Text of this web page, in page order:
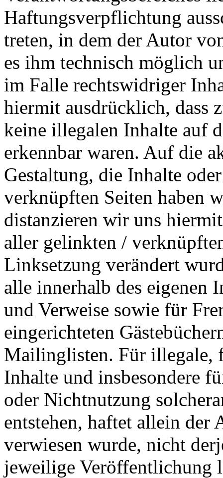
Haftungsverpflichtung
treten, in dem der Autor
es ihm technisch möglich
im Falle rechtswidriger
hiermit ausdrücklich, dass
keine illegalen Inhalte auf
erkennbar waren. Auf die
Gestaltung, die Inhalte
verknüpften Seiten haben
distanzieren wir uns
aller gelinkten /
Linksetzung verändert
alle innerhalb des eigenen
und Verweise sowie für
eingerichteten
Mailinglisten. Für illegale,
Inhalte und insbesondere
oder Nichtnutzung
entstehen, haftet allein der
verwiesen wurde, nicht
jeweilige Veröffentlichung